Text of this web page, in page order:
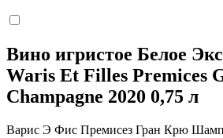
Вино игристое Белое
Waris Et Filles Premices
Champagne 2020 0,75 л
Варис Э Фис Премисез Гран Крю